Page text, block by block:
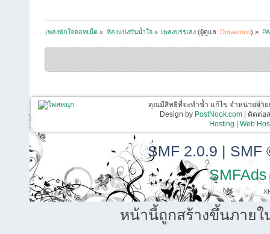
เพลงพักใจดอทเน็ต » ห้องแบ่งปันน้ำใจ» เพลงบรรเลง (ผู้ดูแล: Doraemon) »
คุณมีสิทธิที่จะทำซ้ำ แก้ไข จำหน่ายจ่า
Design by PostNook.com| ติดต่อส
Hosting | Web
SMF 2.0.9 | SMF
SMFAds
หน้านี้ถูกสร้างขึ้นภายใ